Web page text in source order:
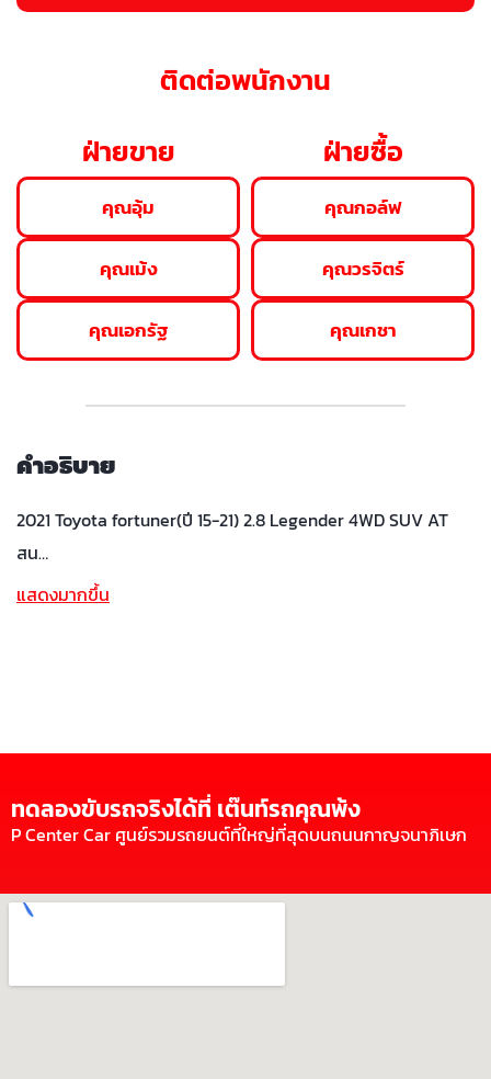
ติดต่อพนักงาน
ฝ่ายขาย
คุณอุ้ม
คุณเม้ง
คุณเอกรัฐ
ฝ่ายซื้อ
คุณกอล์ฟ
คุณวรจิตร์
คุณเกชา
คำอธิบาย
2021 Toyota fortuner(ปี 15-21) 2.8 Legender 4WD SUV AT
สน…
แสดงมากขึ้น
ทดลองขับรถจริงได้ที่ เต๊นท์รถคุณพ้ง
P Center Car ศูนย์รวมรถยนต์ที่ใหญ่ที่สุดบนถนนกาญจนาภิเษก